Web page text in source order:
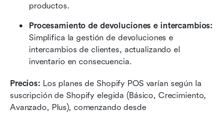
productos.
Procesamiento de devoluciones e intercambios:
Simplifica la gestión de devoluciones e
intercambios de clientes, actualizando el
inventario en consecuencia.
Precios: Los planes de Shopify POS varían según la
suscripción de Shopify elegida (Básico, Crecimiento,
Avanzado, Plus), comenzando desde